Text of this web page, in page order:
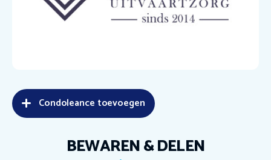
Condoleance toevoegen
BEWAREN & DELEN